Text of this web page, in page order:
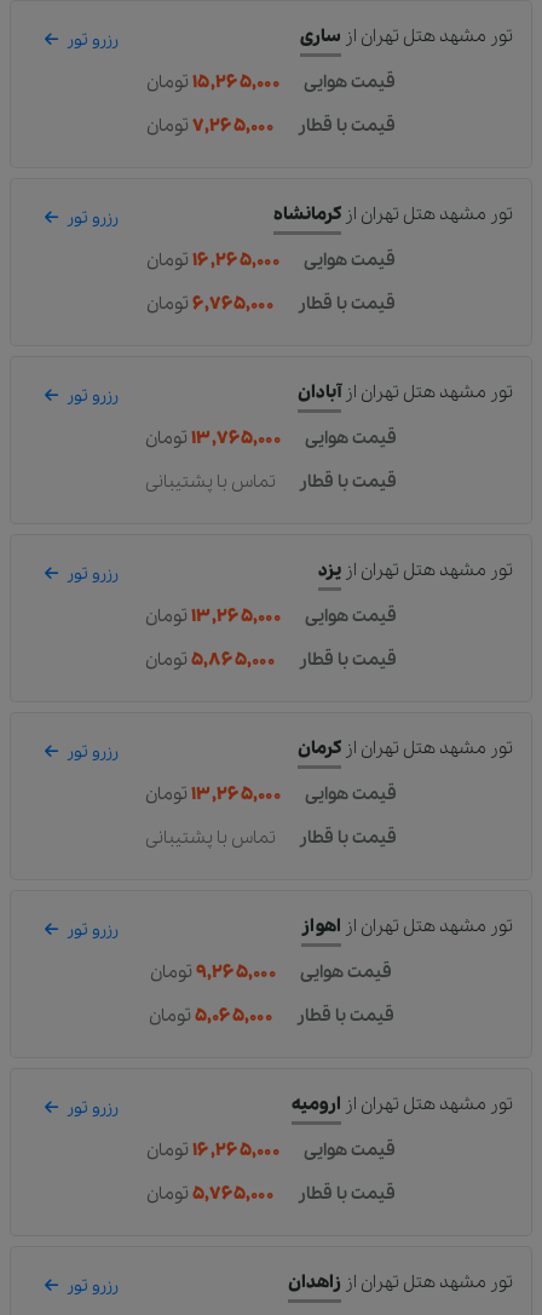
تور مشهد هتل تهران از ساری رزرو تور
قیمت هوایی ۱۵,۲۶۵,۰۰۰ تومان
قیمت با قطار
۷,۲۶۵,۰۰۰ تومان
تور مشهد هتل تهران از کرمانشاه رزرو تور
قیمت هوایی ۱۶,۲۶۵,۰۰۰ تومان
قیمت با قطار
۶,۷۶۵,۰۰۰ تومان
تور مشهد هتل تهران ازآبادان رزرو تور
قیمت هوایی ۱۳,۷۶۵,۰۰۰ تومان
قیمت با قطار
تماس با پشتیبانی
تور مشهد هتل تهران از یزد رزرو تور
قیمت هوایی ۱۳,۲۶۵,۰۰۰ تومان
قیمت با قطار
۵,۸۶۵,۰۰۰ تومان
تور مشهد هتل تهران از کرمان رزرو تور
قیمت هوایی ۱۳,۲۶۵,۰۰۰ تومان
قیمت با قطار
تماس با پشتیبانی
تور مشهد هتل تهران از اهواز رزرو تور
قیمت هوایی ۹,۲۶۵,۰۰۰ تومان
قیمت با قطار
۵,۰۶۵,۰۰۰ تومان
تور مشهد هتل تهران از ارومیه رزرو تور
قیمت هوایی ۱۶,۲۶۵,۰۰۰ تومان
قیمت با قطار
۵,۷۶۵,۰۰۰ تومان
تور مشهد هتل تهران از زاهدان رزرو تور